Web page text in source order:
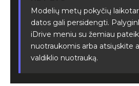
Modelių metų pokyčių
datos gali persidengti.
iDrive meniu su žemiau
nuotraukomis arba atsiųskite
valdiklio nuotrauką.